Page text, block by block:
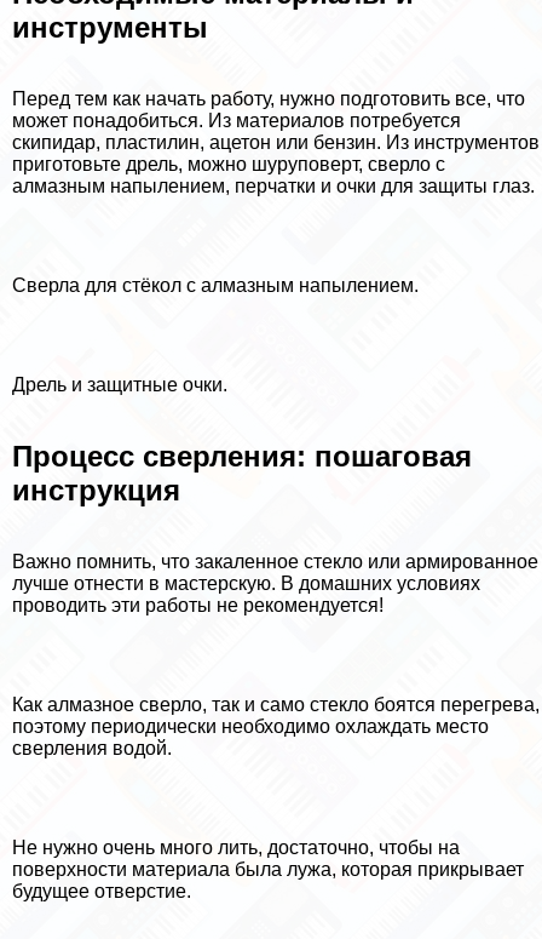
инструменты
Перед тем как начать работу, нужно подготовить все, что
может понадобиться. Из материалов потребуется
скипидap, пластилин, ацетон или бензин. Из инструментов
приготовьте дрель, можно шуруповерт, сверло с
алмазным напылением, перчатки и очки для защиты глаз.
Сверла для стёкол с алмазным напылением.
Дрель и защитные очки.
Процесс сверления: пошаговая
инструкция
Важно помнить, что закаленное стекло или армированное
лучше отнести в мастерскую. В домашних условиях
проводить эти работы не рекомендуется!
Как алмазное сверло, так и само стекло боятся перегрева,
поэтому периодически необходимо охлаждать место
сверления водой.
Не нужно очень много лить, достаточно, чтобы на
поверхности материала была лужа, которая прикрывает
будущее отверстие.